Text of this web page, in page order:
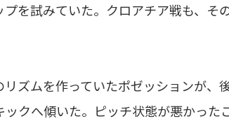
を試みていた。クロアチア戦も、そ
ズムを作っていたポゼッションが、
クへ傾いた。ピッチ状態が悪かっ